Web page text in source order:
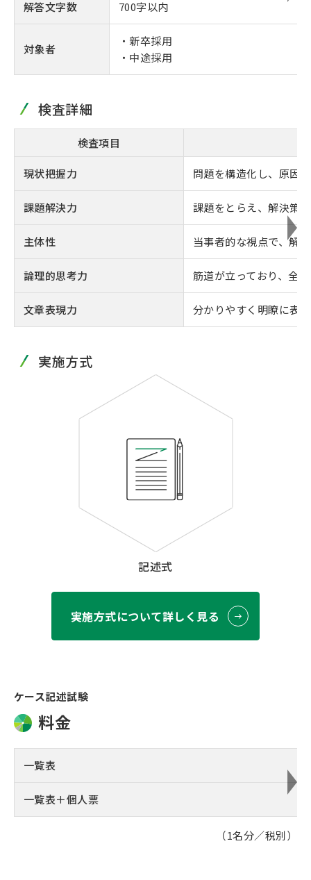
解答文字数 700字以内
対象者
・新卒採用
・中途採用
検査詳細
検査項目
現状把握力 問題を構造化し、原因
課題解決力 課題をとらえ、解決策
主体性 当事者的な視点で、解
論理的思考力 筋道が立っており、全
文章表現力 分かりやすく明瞭に表
実施方式
記述式
実施方式について詳しく見る
ケース記述試験
料金
一覧表
一覧表＋個人票
（1名分／税別）